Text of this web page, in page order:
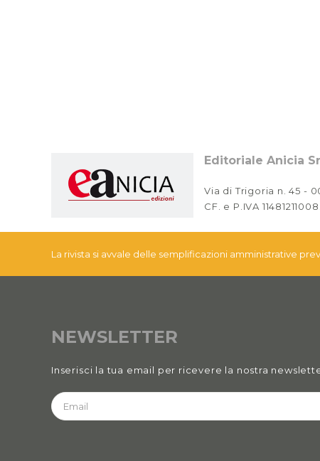
Editoriale Anicia Srl
Via di Trigoria n. 45 -
CF. e P.IVA
La rivista si avvale delle semplificazioni amministrative
NEWSLETTER
Inserisci la tua email per ricevere la nostra